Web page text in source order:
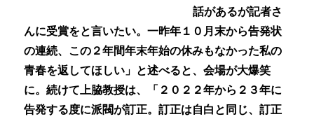
話があるが記者さ
んに受賞をと言いたい。一昨年１０月末から告発状
の連続、この２年間年末年始の休みもなかった私の
青春を返してほしい」と述べると、会場が大爆笑
に。続けて上脇教授は、「２０２２年から２３年に
告発する度に派閥が訂正。訂正は自白と同じ、訂正